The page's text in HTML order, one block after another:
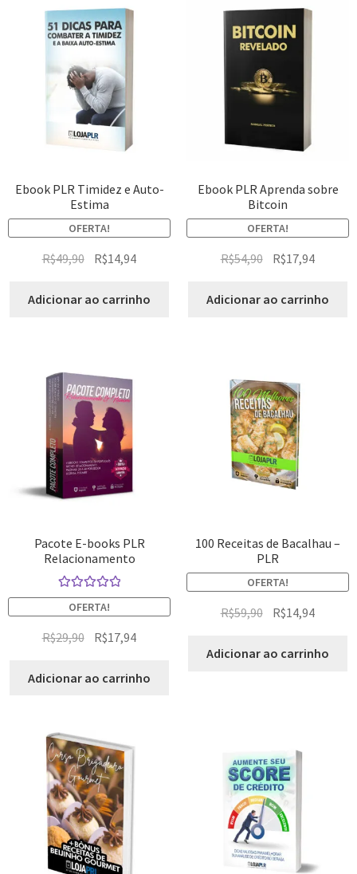
Ebook PLR Timidez e Auto-
Estima
OFERTA!
R$49,90 R$14,94
Adicionar ao carrinho
Ebook PLR Aprenda sobre
Bitcoin
OFERTA!
R$54,90 R$17,94
Adicionar ao carrinho
Pacote E-books PLR
Relacionamento
Avaliação
5.00de 5
OFERTA!
R$29,90 R$17,94
Adicionar ao carrinho
100 Receitas de Bacalhau –
PLR
OFERTA!
R$59,90 R$14,94
Adicionar ao carrinho